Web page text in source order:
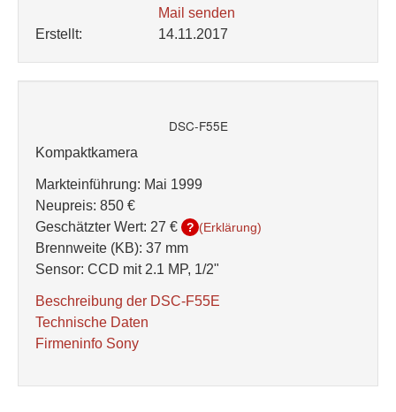
Mail senden
Erstellt:
14.11.2017
DSC-F55E
Kompaktkamera
Markteinführung: Mai 1999
Neupreis: 850 €
Geschätzter Wert: 27 € ? (Erklärung)
Brennweite (KB): 37 mm
Sensor: CCD mit 2.1 MP, 1/2"
Beschreibung der DSC-F55E
Technische Daten
Firmeninfo Sony